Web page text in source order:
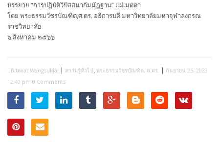
บรรยาย “การปฏิบัติวิปัสสนากัมมัฏฐาน” แผ่เมตตา
โดย พระธรรมวัชรบัณฑิต,ศ.ดร. อธิการบดี มหาวิทยาลัยมหาจุฬาลงกรณ
ราชวิทยาลัย
๖ สิงหาคม ๒๕๖๖
Thitiwat Wangsukjai | ความรู้ทั่วไป, พระธรรมวัชรบัณฑิต, ศ.ดร. | กันยายน 25, 2023
12:40 pm 0 Comments